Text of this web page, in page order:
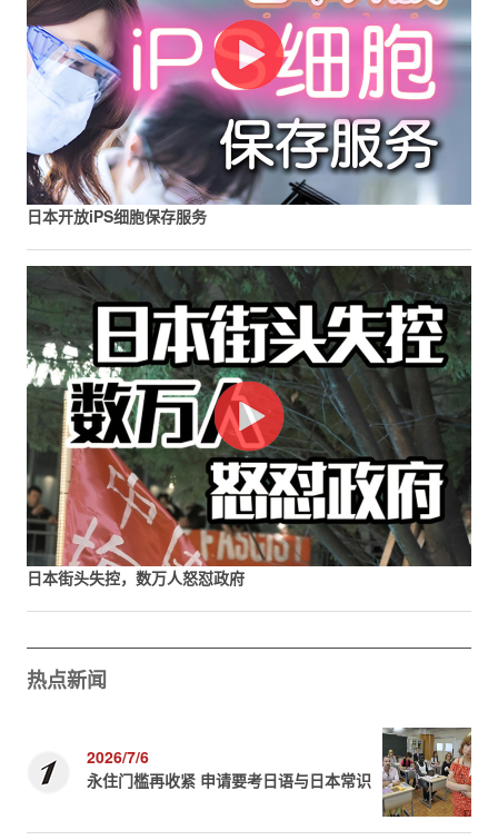
日本开放iPS细胞保存服务
日本街头失控，数万人怒怼政府
热点新闻
2026/7/6
永住门槛再收紧 申请要考日语与日本常识